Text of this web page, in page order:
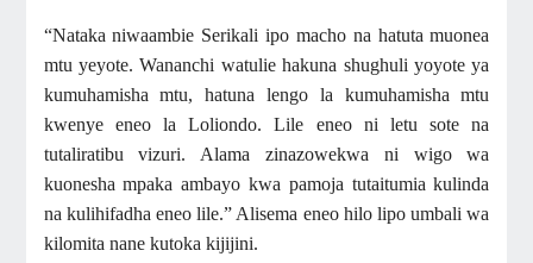
“Nataka niwaambie Serikali ipo macho na hatuta muonea
mtu yeyote. Wananchi watulie hakuna shughuli yoyote ya
kumuhamisha mtu, hatuna lengo la kumuhamisha mtu
kwenye eneo la Loliondo. Lile eneo ni letu sote na
tutaliratibu vizuri. Alama zinazowekwa ni wigo wa
kuonesha mpaka ambayo kwa pamoja tutaitumia kulinda
na kulihifadha eneo lile.” Alisema eneo hilo lipo umbali wa
kilomita nane kutoka kijijini.